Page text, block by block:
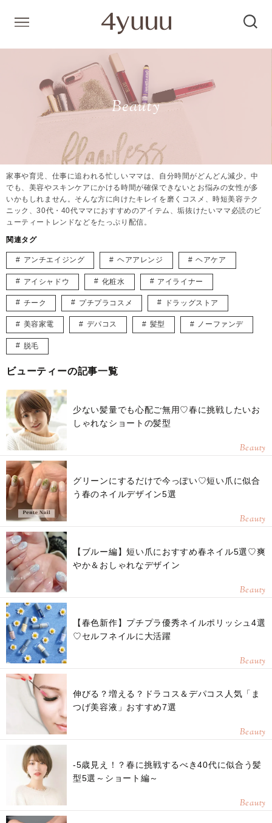
Beauty
家事や育児、仕事に追われる忙しいママは、自分時間がどんどん減少。中
でも、美容やスキンケアにかける時間が確保できないとお悩みの女性が多
いかもしれません。そんな方に向けたキレイを磨くコスメ、時短美容テク
ニック、30代・40代ママにおすすめのアイテム、垢抜けたいママ必読のビ
ューティートレンドなどをたっぷり配信。
関連タグ
アンチエイジング ヘアアレンジ ヘアケア
アイシャドウ 化粧水 アイライナー
チーク プチプラコスメ ドラッグストア
美容家電 デパコス 髪型 ノーファンデ
脱毛
ビューティーの記事一覧
少ない髪量でも心配ご無用♡春に挑戦したいお
しゃれなショートの髪型
Beauty
グリーンにするだけで今っぽい♡短い爪に似合
う春のネイルデザイン5選
Beauty
【ブルー編】短い爪におすすめ春ネイル5選♡爽
やか＆おしゃれなデザイン
Beauty
【春色新作】プチプラ優秀ネイルポリッシュ4選
♡セルフネイルに大活躍
Beauty
伸びる？増える？ドラコス＆デパコス人気「ま
つげ美容液」おすすめ7選
Beauty
-5歳見え！？春に挑戦するべき40代に似合う髪
型5選～ショート編～
Beauty